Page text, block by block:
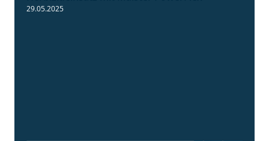
Herbizideinsatz mit Maister PowerFlex